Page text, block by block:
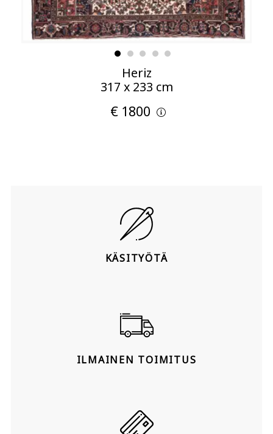
Heriz
317 x 233 cm
€ 1800
KÄSITYÖTÄ
ILMAINEN TOIMITUS